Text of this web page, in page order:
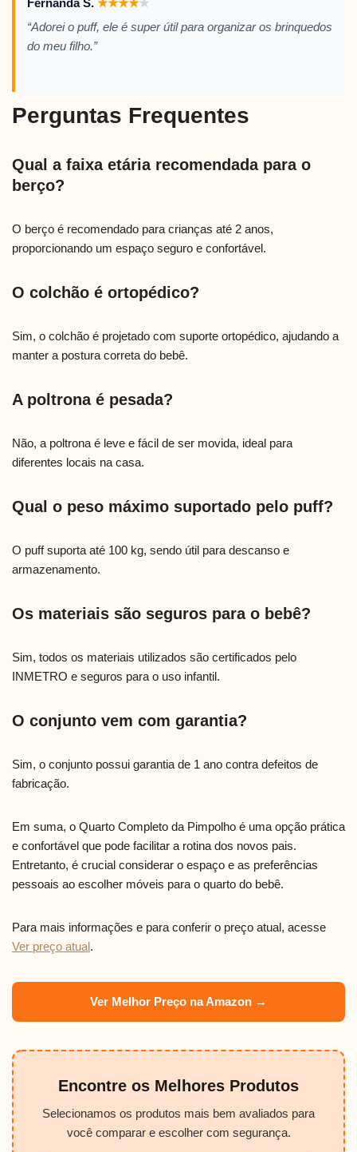
Fernanda S. ★★★★★
“Adorei o puff, ele é super útil para organizar os brinquedos
do meu filho.”
Perguntas Frequentes
Qual a faixa etária recomendada para o
berço?
O berço é recomendado para crianças até 2 anos,
proporcionando um espaço seguro e confortável.
O colchão é ortopédico?
Sim, o colchão é projetado com suporte ortopédico, ajudando a
manter a postura correta do bebê.
A poltrona é pesada?
Não, a poltrona é leve e fácil de ser movida, ideal para
diferentes locais na casa.
Qual o peso máximo suportado pelo puff?
O puff suporta até 100 kg, sendo útil para descanso e
armazenamento.
Os materiais são seguros para o bebê?
Sim, todos os materiais utilizados são certificados pelo
INMETRO e seguros para o uso infantil.
O conjunto vem com garantia?
Sim, o conjunto possui garantia de 1 ano contra defeitos de
fabricação.
Em suma, o Quarto Completo da Pimpolho é uma opção prática
e confortável que pode facilitar a rotina dos novos pais.
Entretanto, é crucial considerar o espaço e as preferências
pessoais ao escolher móveis para o quarto do bebê.
Para mais informações e para conferir o preço atual, acesse
Ver preço atual.
Ver Melhor Preço na Amazon →
Encontre os Melhores Produtos
Selecionamos os produtos mais bem avaliados para
você comparar e escolher com segurança.